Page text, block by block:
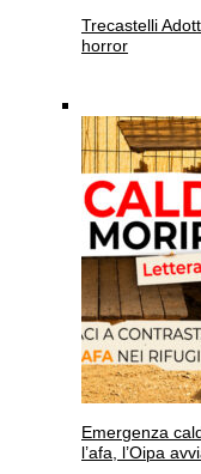
Trecastelli
horror
Emergenza
l’afa, l’Oipa